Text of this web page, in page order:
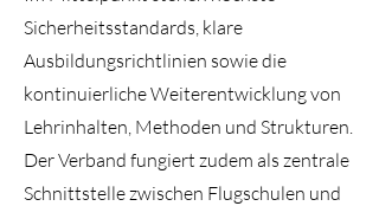
Sicherheitsstandards, klare
Ausbildungsrichtlinien sowie die
kontinuierliche Weiterentwicklung von
Lehrinhalten, Methoden und Strukturen.
Der Verband fungiert zudem als zentrale
Schnittstelle zwischen Flugschulen und